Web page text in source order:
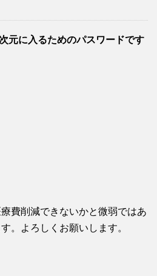
元に入るためのパスワードです
費削減できないかと微弱ではあ
。よろしくお願いします。